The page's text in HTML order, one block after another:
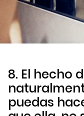
8. El hecho
puedas